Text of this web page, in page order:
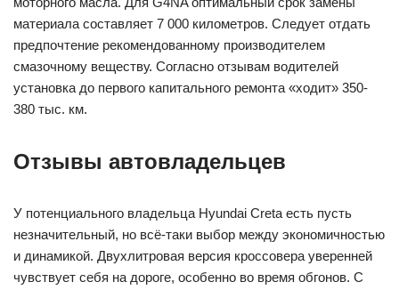
материала составляет 7 000 километров. Следует отдать
предпочтение рекомендованному производителем
смазочному веществу. Согласно отзывам водителей
установка до первого капитального ремонта «ходит» 350-
380 тыс. км.
Отзывы автовладельцев
У потенциального владельца Hyundai Creta есть пусть
незначительный, но всё-таки выбор между экономичностью
и динамикой. Двухлитровая версия кроссовера уверенней
чувствует себя на дороге, особенно во время обгонов. С